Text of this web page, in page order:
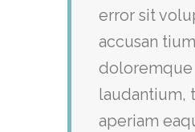
error sit
accusan tium
doloremque
laudantium,
aperiam